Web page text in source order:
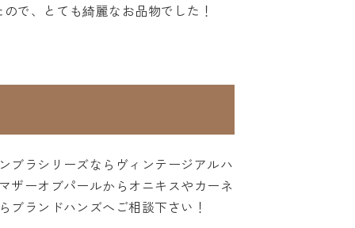
で、とても綺麗なお品物でした！
ブラシリーズならヴィンテージアルハ
ザーオブパールからオニキスやカーネ
ランドハンズへご相談下さい！